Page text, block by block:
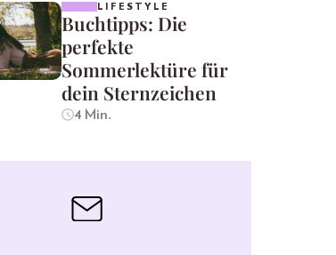
LIFESTYLE
Buchtipps: Die
perfekte
Sommerlektüre für
dein Sternzeichen
4 Min.